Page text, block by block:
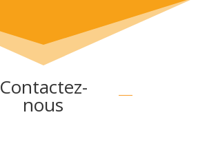
Contactez-
nous